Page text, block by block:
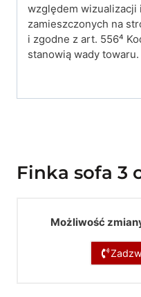
względem wizualizacji
zamieszczonych na
i zgodne z art. 556⁴
stanowią wady towaru.
Finka sofa 3
Możliwość